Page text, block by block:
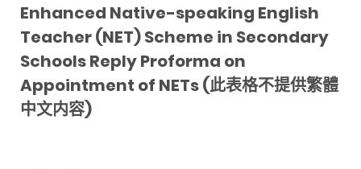
Enhanced Native-speaking English
Teacher (NET) Scheme in Secondary
Schools Reply Proforma on
Appointment of NETs (此表格不提供繁體
中文内容)